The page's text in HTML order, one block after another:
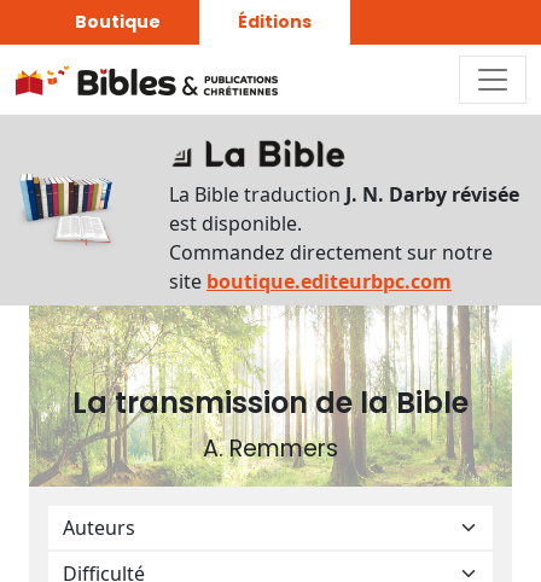
Boutique Éditions
La Bible traduction J. N. Darby révisée
est disponible.
Commandez directement sur notre
site boutique.editeurbpc.com
La transmission de la Bible
A. Remmers
du
livre
supports
Exemplaire
papier
Nous